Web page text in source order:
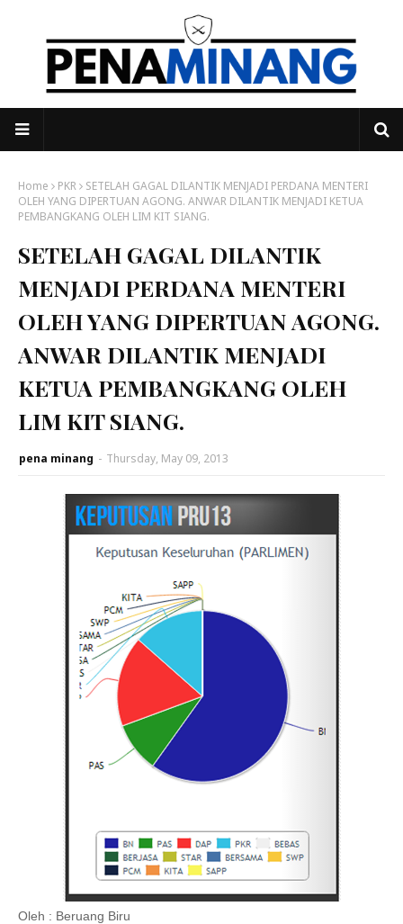
Home PKR
SETELAH GAGAL DILANTIK MENJADI PERDANA MENTERI
OLEH YANG DIPERTUAN AGONG. ANWAR DILANTIK MENJADI KETUA
PEMBANGKANG OLEH LIM KIT SIANG.
SETELAH GAGAL DILANTIK
MENJADI PERDANA MENTERI
OLEH YANG DIPERTUAN AGONG.
ANWAR DILANTIK MENJADI
KETUA PEMBANGKANG OLEH
LIM KIT SIANG.
pena minang - Thursday, May 09, 2013
Oleh : Beruang Biru